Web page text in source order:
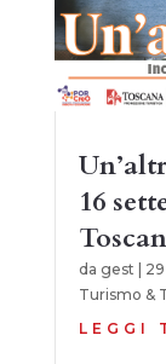
16
da gest
Turismo &
LEGGI